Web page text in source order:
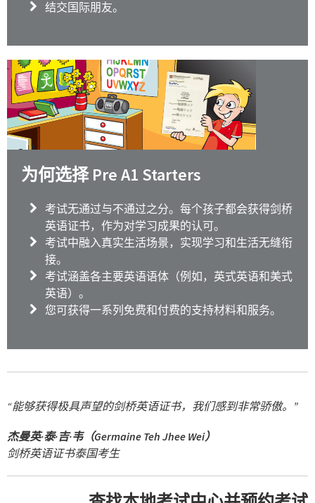
结交国际朋友。
为何选择 Pre A1 Starters
考试无通过与不通过之分。每个孩子都会获得剑桥
英语证书，作为对学习成果的认可。
考试中融入真实生活场景，实现学习和生活无缝衔
接。
考试涵盖各主要英语语体（例如，英式英语和美式
英语）。
您可获得一系列免费和付费的支持材料和服务。
能够获得极具声望的剑桥英语证书，我们感到非常骄傲。
杰曼英·泰·吉·韦（Germaine Teh Jhee Wei）
剑桥英语证书泰国考生